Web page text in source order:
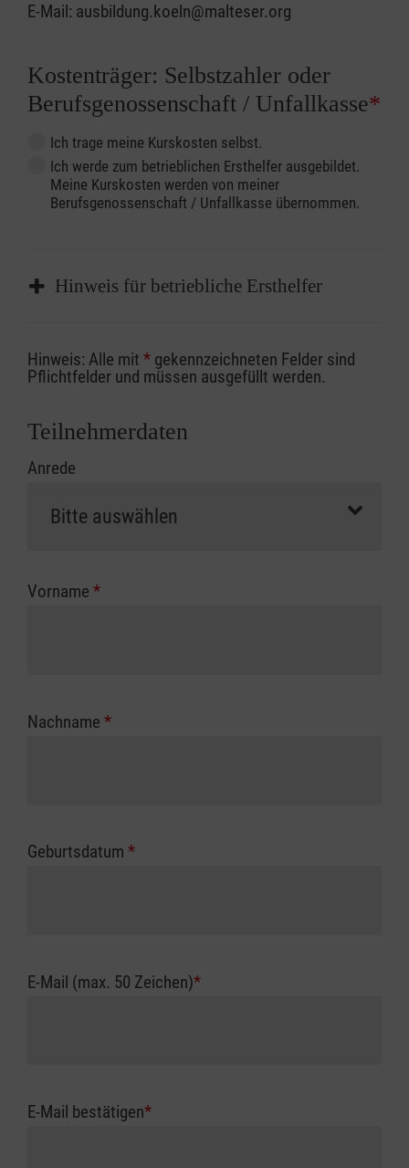
E-Mail: ausbildung.koeln@malteser.org
Kostenträger: Selbstzahler oder
Berufsgenossenschaft / Unfallkasse*
Ich trage meine Kurskosten selbst.
Ich werde zum betrieblichen Ersthelfer ausgebildet.
Meine Kurskosten werden von meiner
Berufsgenossenschaft / Unfallkasse übernommen.
Hinweis für betriebliche Ersthelfer
Sofern Sie ein Kostenübernahmeverfahren
Ihrer Berufsgenossenschaft / Unfallkasse
Abrechnungsunterlagen spätestens zu
erfolgt eine Abrechnung der vollen Kursgebühr
Die notwendigen Formulare für die
zuständigen Berufsgenossenschaft oder
Hinweis: Alle mit * gekennzeichneten Felder sind
Pflichtfelder und müssen ausgefüllt werden.
Teilnehmerdaten
Anrede
Vorname *
Nachname *
Geburtsdatum *
E-Mail (max. 50 Zeichen)*
E-Mail bestätigen*